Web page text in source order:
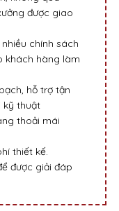
được giao
chính sách
khách hàng làm
hỗ trợ tận
kỹ thuật
thoải mái
thiết kế.
được giải đáp